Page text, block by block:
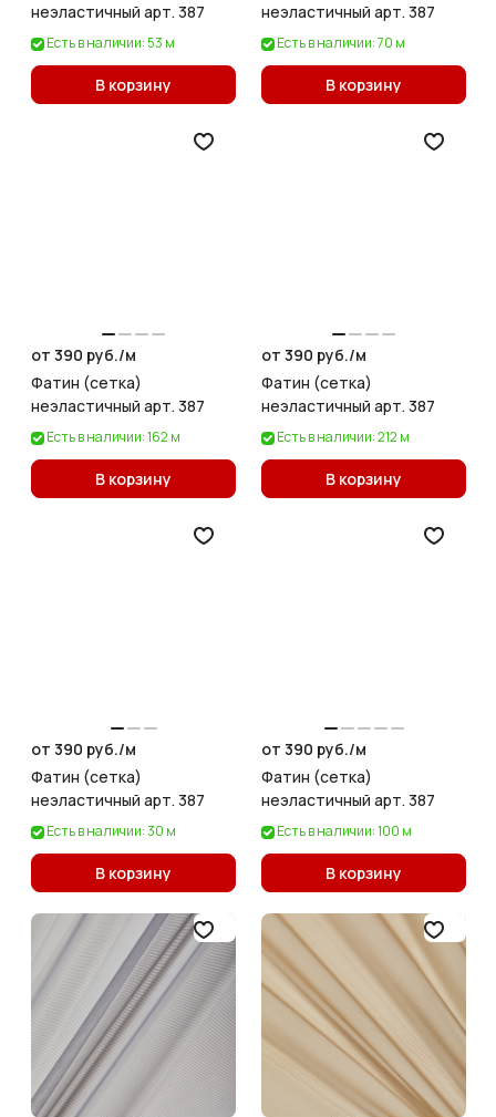
неэластичный арт. 387
Есть в наличии: 53 м
В корзину
неэластичный арт. 387
Есть в наличии: 70 м
В корзину
от 390 руб./м
Фатин (сетка)
неэластичный арт. 387
Есть в наличии: 162 м
В корзину
от 390 руб./м
Фатин (сетка)
неэластичный арт. 387
Есть в наличии: 212 м
В корзину
от 390 руб./м
Фатин (сетка)
неэластичный арт. 387
Есть в наличии: 30 м
В корзину
от 390 руб./м
Фатин (сетка)
неэластичный арт. 387
Есть в наличии: 100 м
В корзину